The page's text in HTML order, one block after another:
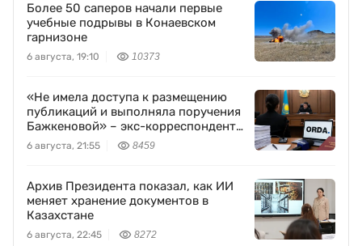
Более 50 саперов начали первые
учебные подрывы в Конаевском
гарнизоне
6 августа, 19:10 10373
«Не имела доступа к размещению
публикаций и выполняла поручения
Бажкеновой» – экс-корреспондент
Orda.kz Дуйсенова
6 августа, 21:55 8459
Архив Президента показал, как ИИ
меняет хранение документов в
Казахстане
6 августа, 22:45 8272